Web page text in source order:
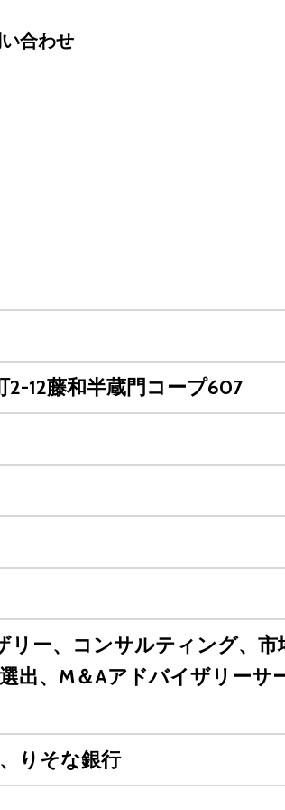
合わせ
12藤和半蔵門コープ607
ー、コンサルティング、市
出、M＆Aアドバイザリーサ
りそな銀行